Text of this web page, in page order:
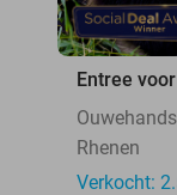
Entree
Rhenen
Verkocht: